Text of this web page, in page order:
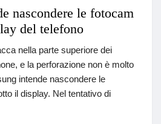
nascondere le fotocam
del telefono
nella parte superiore dei
e la perforazione non è molto
intende nascondere le
il display. Nel tentativo di